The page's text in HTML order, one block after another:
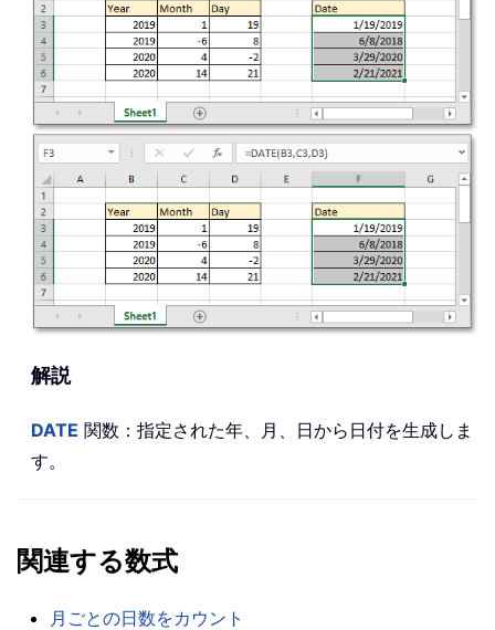
解説
DATE 関数：指定された年、月、日から日付を生成しま
す。
関連する数式
月ごとの日数をカウント